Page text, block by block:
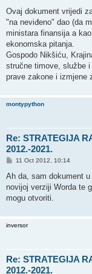
Ovaj dokument vrijedi
"na neviđeno" dao (da
ministara finansija a
ekonomska pitanja.
Gospodo Nikšiću,
stručne timove, službe
prave zakone i izmjene
montypython
Re: STRATEGIJA
2012.-2021.
P
s
11 Oct 2012, 10:14
Ah da, sam dokument
novijoj verziji Worda te
mogu otvoriti.
inversor
Re: STRATEGIJA
2012.-2021.